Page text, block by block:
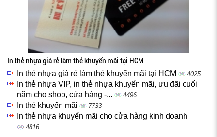
In thẻ nhựa giá rẻ làm thẻ khuyến mãi tại HCM
In thẻ nhựa giá rẻ làm thẻ khuyến mãi tại HCM 4025
In thẻ nhựa VIP, in thẻ nhựa khuyến mãi, ưu đãi cuối
năm cho shop, cửa hàng -...
4496
In thẻ khuyến mãi 7733
In thẻ nhựa khuyến mãi cho cửa hàng kinh doanh
4816